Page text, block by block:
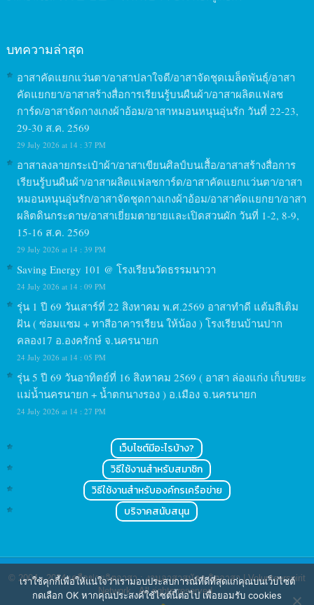
บทความล่าสุด
อาสาคัดแยกแว่นตา/อาสาปลาใจดี/อาสาจัดชุดเมล็ดพันธุ์/อาสา
คัดแยกยา/อาสาสร้างสื่อการเรียนรู้บนผืนผ้า/อาสาผลิตแฟลช
การ์ด/อาสาจัดกางเกงผ้าอ้อม/อาสาหมอนหนุนอุ่นรัก วันที่ 22-23,
29-30 ส.ค. 2569
29 July 2026 at 14 : 37 PM
อาสาลงลายกระเป๋าผ้า/อาสาเขียนศิลป์บนเสื้อ/อาสาสร้างสื่อการ
เรียนรู้บนผืนผ้า/อาสาผลิตแฟลชการ์ด/อาสาคัดแยกแว่นตา/อาสา
หมอนหนุนอุ่นรัก/อาสาจัดชุดกางเกงผ้าอ้อม/อาสาคัดแยกยา/อาสา
ผลิตดินกระดาษ/อาสาเยี่ยมตายายและเปิดสวนผัก วันที่ 1-2, 8-9,
15-16 ส.ค. 2569
29 July 2026 at 14 : 39 PM
Saving Energy 101 @ โรงเรียนวัดธรรมนาวา
24 July 2026 at 14 : 09 PM
รุ่น 1 ปี 69 วันเสาร์ที่ 22 สิงหาคม พ.ศ.2569 อาสาทำดี แต้มสีเติม
ฝัน ( ซ่อมแซม + ทาสีอาคารเรียน ให้น้อง ) โรงเรียนบ้านปาก
คลอง17 อ.องครักษ์ จ.นครนายก
24 July 2026 at 14 : 05 PM
รุ่น 5 ปี 69 วันอาทิตย์ที่ 16 สิงหาคม 2569 ( อาสา ล่องแก่ง เก็บขยะ
แม่น้ำนครนายก + น้ำตกนางรอง ) อ.เมือง จ.นครนายก
24 July 2026 at 14 : 27 PM
เว็บไซต์มีอะไรบ้าง?
วิธีใช้งานสำหรับสมาชิก
วิธีใช้งานสำหรับองค์กรเครือข่าย
บริจาคสนับสนุน
© 2004 - 2024เครือข่ายจิตอาสา : งานอาสาสมัคร จิตอาสา | Volunteerspirit
Network . All rights reserved.
เราใช้คุกกี้เพื่อให้แน่ใจว่าเรามอบประสบการณ์ที่ดีที่สุดแก่คุณบนเว็บไซต์
กดเลือก OK หากคุณประสงค์ใช้ไซต์นี้ต่อไป เพื่อยอมรับ cookies